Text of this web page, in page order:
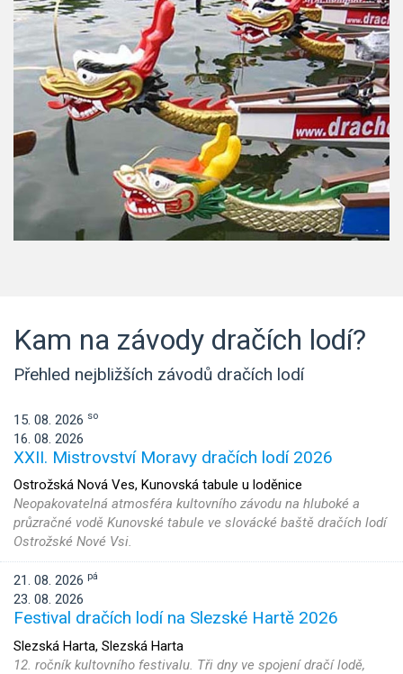
Kam na závody dračích lodí?
Přehled nejbližších závodů dračích lodí
15. 08. 2026 so
16. 08. 2026
XXII. Mistrovství Moravy dračích lodí 2026
Ostrožská Nová Ves, Kunovská tabule u loděnice
Neopakovatelná atmosféra kultovního závodu na hluboké a
průzračné vodě Kunovské tabule ve slovácké baště dračích lodí
Ostrožské Nové Vsi.
21. 08. 2026 pá
23. 08. 2026
Festival dračích lodí na Slezské Hartě 2026
Slezská Harta, Slezská Harta
12. ročník kultovního festivalu. Tři dny ve spojení dračí lodě,